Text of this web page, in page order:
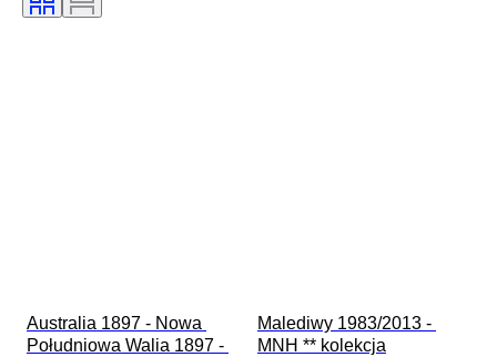
Język
Australia 1897 - Nowa
Południowa Walia 1897 -
Malediwy 1983/2013 -
MNH ** kolekcja